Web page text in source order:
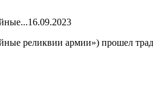
16.09.2023
реликвии армии») прошел